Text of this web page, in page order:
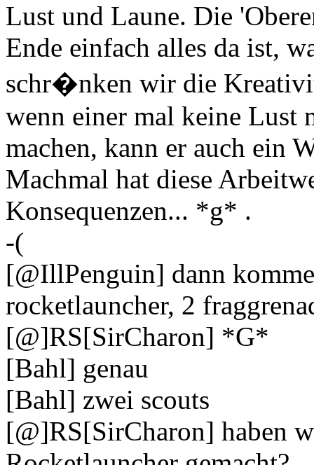
Lust und Laune. Die
Ende einfach alles da ist,
schr�nken wir die
wenn einer mal keine Lust
machen, kann er auch ein
Machmal hat diese
Konsequenzen... *g* .
-(
[@IllPenguin] dann
rocketlauncher, 2
[@]RS[SirCharon] *G*
[Bahl] genau
[Bahl] zwei scouts
[@]RS[SirCharon] haben